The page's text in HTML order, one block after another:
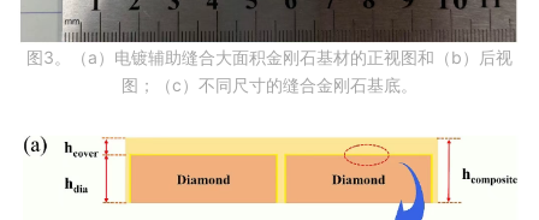
图3。（a）电镀辅助缝合大面积金刚石基材的正视图和（b）后视
图；（c）不同尺寸的缝合金刚石基底。